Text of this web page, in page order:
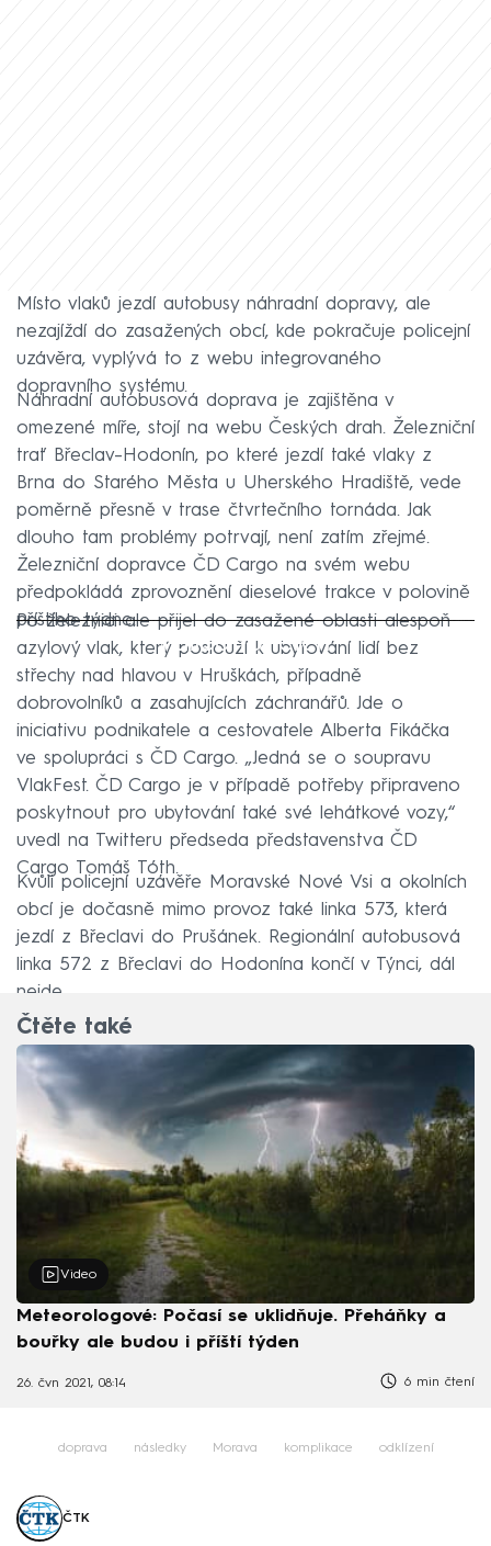
Místo vlaků jezdí autobusy náhradní dopravy, ale
nezajíždí do zasažených obcí, kde pokračuje policejní
uzávěra, vyplývá to z webu integrovaného
dopravního systému.
Náhradní autobusová doprava je zajištěna v
omezené míře, stojí na webu Českých drah. Železniční
trať Břeclav–⁠Hodonín, po které jezdí také vlaky z
Brna do Starého Města u Uherského Hradiště, vede
poměrně přesně v trase čtvrtečního tornáda. Jak
dlouho tam problémy potrvají, není zatím zřejmé.
Železniční dopravce ČD Cargo na svém webu
předpokládá zprovoznění dieselové trakce v polovině
příštího týdne.
Failed to fetch
Po železnici ale přijel do zasažené oblasti alespoň
azylový vlak, který poslouží k ubytování lidí bez
střechy nad hlavou v Hruškách, případně
dobrovolníků a zasahujících záchranářů. Jde o
iniciativu podnikatele a cestovatele Alberta Fikáčka
ve spolupráci s ČD Cargo. „Jedná se o soupravu
VlakFest. ČD Cargo je v případě potřeby připraveno
poskytnout pro ubytování také své lehátkové vozy,“
uvedl na Twitteru předseda představenstva ČD
Cargo Tomáš Tóth.
Kvůli policejní uzávěře Moravské Nové Vsi a okolních
obcí je dočasně mimo provoz také linka 573, která
jezdí z Břeclavi do Prušánek. Regionální autobusová
linka 572 z Břeclavi do Hodonína končí v Týnci, dál
nejde.
Čtěte také
Video
Meteorologové: Počasí se uklidňuje. Přeháňky a
bouřky ale budou i příští týden
26. čvn 2021, 08:14 6 min čtení
doprava následky Morava komplikace odklízení
ČTK